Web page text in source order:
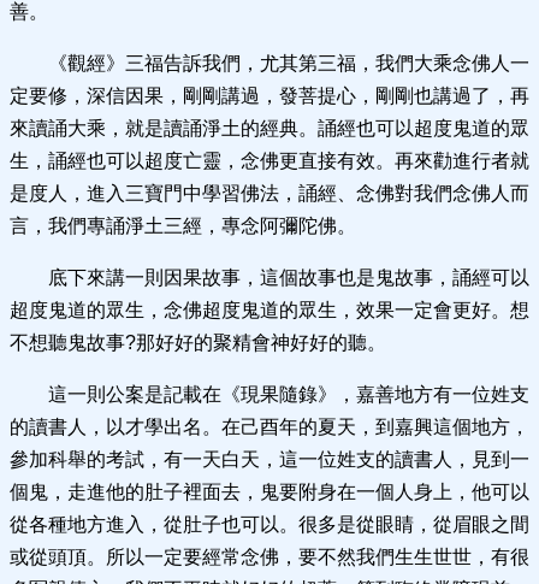
善。
《觀經》三福告訴我們，尤其第三福，我們大乘念佛人一
定要修，深信因果，剛剛講過，發菩提心，剛剛也講過了，再
來讀誦大乘，就是讀誦淨土的經典。誦經也可以超度鬼道的眾
生，誦經也可以超度亡靈，念佛更直接有效。再來勸進行者就
是度人，進入三寶門中學習佛法，誦經、念佛對我們念佛人而
言，我們專誦淨土三經，專念阿彌陀佛。
底下來講一則因果故事，這個故事也是鬼故事，誦經可以
超度鬼道的眾生，念佛超度鬼道的眾生，效果一定會更好。想
不想聽鬼故事?那好好的聚精會神好好的聽。
這一則公案是記載在《現果隨錄》，嘉善地方有一位姓支
的讀書人，以才學出名。在己酉年的夏天，到嘉興這個地方，
參加科舉的考試，有一天白天，這一位姓支的讀書人，見到一
個鬼，走進他的肚子裡面去，鬼要附身在一個人身上，他可以
從各種地方進入，從肚子也可以。很多是從眼睛，從眉眼之間
或從頭頂。所以一定要經常念佛，要不然我們生生世世，有很